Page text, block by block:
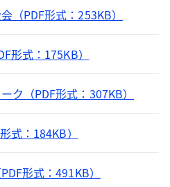
（PDF形式：253KB）
形式：175KB）
ク（PDF形式：307KB）
式：184KB）
形式：491KB）